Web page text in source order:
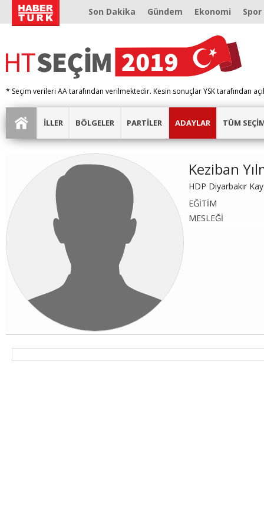
Son Dakika Gündem Ekonomi Spor
* Seçim verileri AA tarafından verilmektedir. Kesin sonuçlar YSK tarafından
İLLER BÖLGELER PARTİLER ADAYLAR TÜM
Keziban
HDP Diyarbakır
EĞİTİM
MESLEĞİ